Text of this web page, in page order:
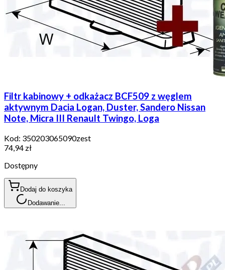
Filtr kabinowy + odkażacz BCF509 z węglem
aktywnym Dacia Logan, Duster, Sandero Nissan
Note, Micra III Renault Twingo, Loga
Kod: 350203065090zest
74,94 zł
Dostępny
Dodaj do koszyka
Dodawanie...